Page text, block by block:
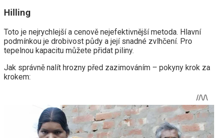
Hilling
Toto je nejrychlejší a cenově nejefektivnější metoda. Hlavní
podmínkou je drobivost půdy a její snadné zvlhčení. Pro
tepelnou kapacitu můžete přidat piliny.
Jak správně nalít hrozny před zazimováním – pokyny krok za
krokem: